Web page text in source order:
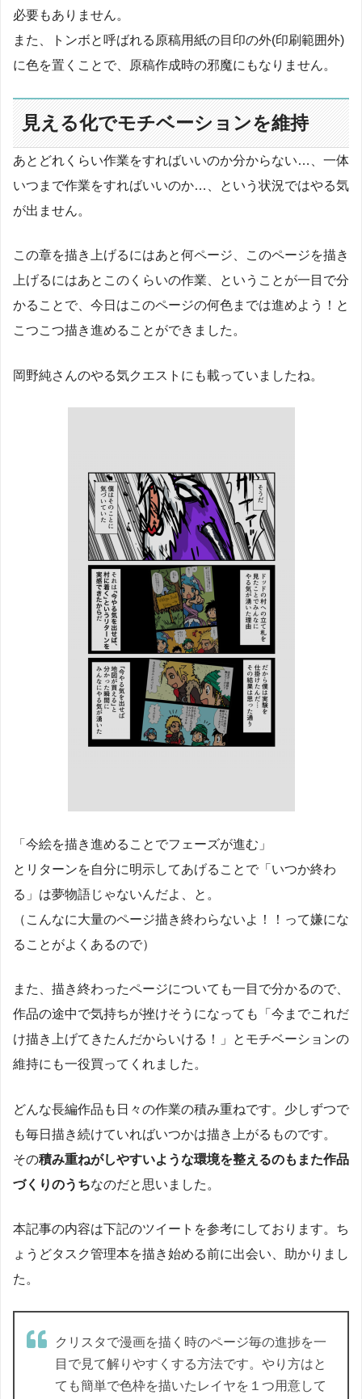
必要もありません。
また、トンボと呼ばれる原稿用紙の目印の外(印刷範囲外)
に色を置くことで、原稿作成時の邪魔にもなりません。
見える化でモチベーションを維持
あとどれくらい作業をすればいいのか分からない…、一体
いつまで作業をすればいいのか…、という状況ではやる気
が出ません。
この章を描き上げるにはあと何ページ、このページを描き
上げるにはあとこのくらいの作業、ということが一目で分
かることで、今日はこのページの何色までは進めよう！と
こつこつ描き進めることができました。
岡野純さんのやる気クエストにも載っていましたね。
「今絵を描き進めることでフェーズが進む」
とリターンを自分に明示してあげることで「いつか終わ
る」は夢物語じゃないんだよ、と。
（こんなに大量のページ描き終わらないよ！！って嫌にな
ることがよくあるので）
また、描き終わったページについても一目で分かるので、
作品の途中で気持ちが挫けそうになっても「今までこれだ
け描き上げてきたんだからいける！」とモチベーションの
維持にも一役買ってくれました。
どんな長編作品も日々の作業の積み重ねです。少しずつで
も毎日描き続けていればいつかは描き上がるものです。
その積み重ねがしやすいような環境を整えるのもまた作品
づくりのうちなのだと思いました。
本記事の内容は下記のツイートを参考にしております。ち
ょうどタスク管理本を描き始める前に出会い、助かりまし
た。
クリスタで漫画を描く時のページ毎の進捗を一
目で見て解りやすくする方法です。やり方はと
ても簡単で色枠を描いたレイヤを１つ用意して